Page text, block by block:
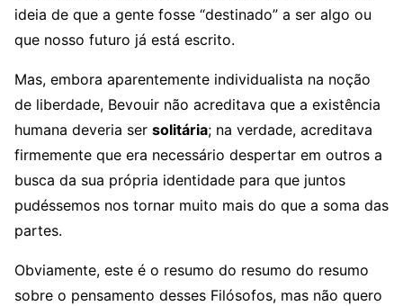
ideia de que a gente fosse “destinado” a ser algo ou
que nosso futuro já está escrito.
Mas, embora aparentemente individualista na noção
de liberdade, Bevouir não acreditava que a existência
humana deveria ser solitária; na verdade, acreditava
firmemente que era necessário despertar em outros a
busca da sua própria identidade para que juntos
pudéssemos nos tornar muito mais do que a soma das
partes.
Obviamente, este é o resumo do resumo do resumo
sobre o pensamento desses Filósofos, mas não quero